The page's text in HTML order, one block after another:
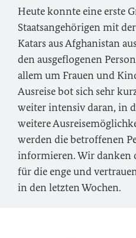
Heute konnte eine erste
Staatsangehörigen mit
Katars aus Afghanistan
den ausgeflogenen
allem um Frauen und
Ausreise bot sich sehr
weiter intensiv daran, in
weitere
werden die betroffenen
informieren. Wir danken
für die enge und
in den letzten Wochen.